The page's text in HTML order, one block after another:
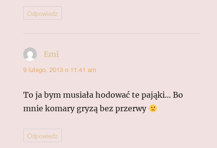
Odpowiedz
Emi
9 lutego, 2013 o 11:41 am
To ja bym musiała hodować te pająki… Bo
mnie komary gryzą bez przerwy
Odpowiedz